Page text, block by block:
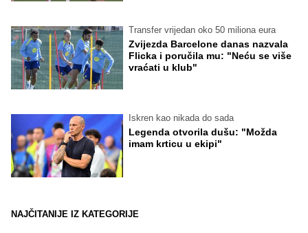
Transfer vrijedan oko 50 miliona eura
Zvijezda Barcelone danas nazvala
Flicka i poručila mu: "Neću se više
vraćati u klub"
Iskren kao nikada do sada
Legenda otvorila dušu: "Možda
imam krticu u ekipi"
NAJČITANIJE IZ KATEGORIJE